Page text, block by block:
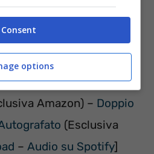
–Doppio Vinile
Amazon) – Doppio
(Esclusiva
– Audio su Spotify]
Consent
options